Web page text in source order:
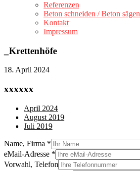
Referenzen
Beton schneiden / Beton sägen
Kontakt
Impressum
_Krettenhöfe
18. April 2024
xxxxxx
April 2024
August 2019
Juli 2019
Name, Firma *
eMail-Adresse *
Vorwahl, Telefon